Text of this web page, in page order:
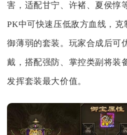
害，适配甘宁、许褚、夏侯惇
PK中可快速压低敌方血线，
御薄弱的套装。玩家合成后可
戴，搭配强防、掌控类副将装
发挥套装最大价值。